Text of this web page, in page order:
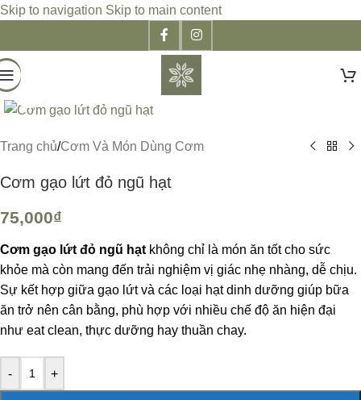
Skip to navigation Skip to main content
Trang chủ/Cơm Và Món Dùng Cơm
Cơm gạo lứt đỏ ngũ hạt
75,000₫
Cơm gạo lứt đỏ ngũ hạt không chỉ là món ăn tốt cho sức
khỏe mà còn mang đến trải nghiệm vị giác nhẹ nhàng, dễ chịu.
Sự kết hợp giữa gạo lứt và các loại hạt dinh dưỡng giúp bữa
ăn trở nên cân bằng, phù hợp với nhiều chế độ ăn hiện đại
như eat clean, thực dưỡng hay thuần chay.
- +